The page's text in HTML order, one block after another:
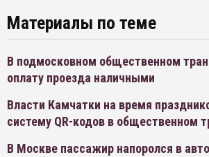
Материалы по теме
В подмосковном общественном
оплату проезда наличными
Власти Камчатки на время
систему QR-кодов в общественном
В Москве пассажир напоролся в